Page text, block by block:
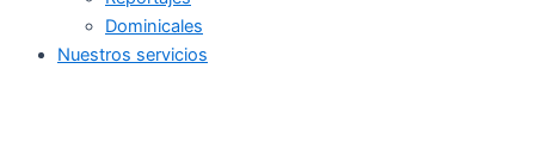
Dominicales
Nuestros servicios